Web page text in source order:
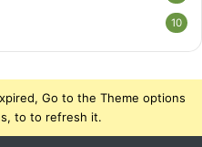
10
Go to the Theme options
to to refresh it.